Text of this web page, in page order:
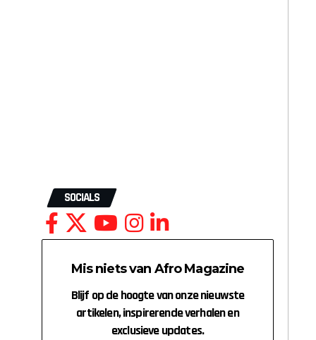
SOCIALS
Mis niets van Afro Magazine
Blijf op de hoogte van onze nieuwste
artikelen, inspirerende verhalen en
exclusieve updates.